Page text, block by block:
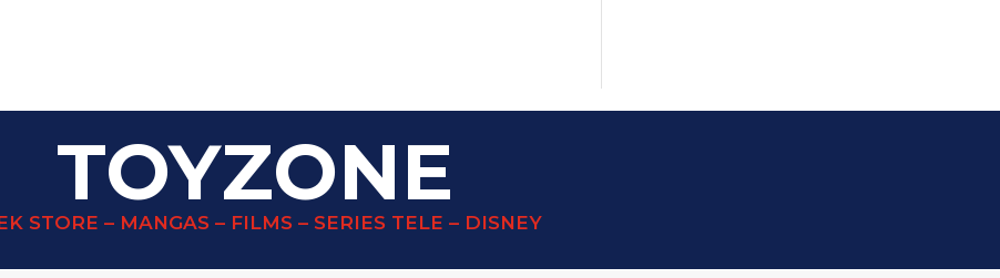
TOYZONE
STORE – MANGAS – FILMS – SERIES TELE – DISNEY